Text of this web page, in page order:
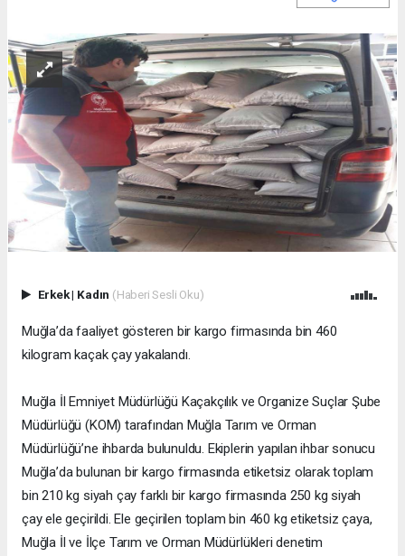
Erkek| Kadın (Haberi Sesli Oku)
Muğla’da faaliyet gösteren bir kargo firmasında bin 460
kilogram kaçak çay yakalandı.
Muğla İl Emniyet Müdürlüğü Kaçakçılık ve Organize Suçlar Şube
Müdürlüğü (KOM) tarafından Muğla Tarım ve Orman
Müdürlüğü’ne ihbarda bulunuldu. Ekiplerin yapılan ihbar sonucu
Muğla’da bulunan bir kargo firmasında etiketsiz olarak toplam
bin 210 kg siyah çay farklı bir kargo firmasında 250 kg siyah
çay ele geçirildi. Ele geçirilen toplam bin 460 kg etiketsiz çaya,
Muğla İl ve İlçe Tarım ve Orman Müdürlükleri denetim